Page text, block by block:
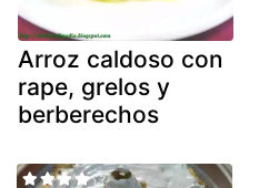
Arroz caldoso con
rape, grelos y
berberechos